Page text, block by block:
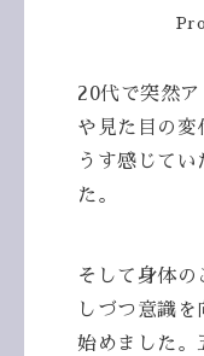
20代で突然
や見た目の変
うす感じて
た。
そして身体の
しづつ意識
始めました。